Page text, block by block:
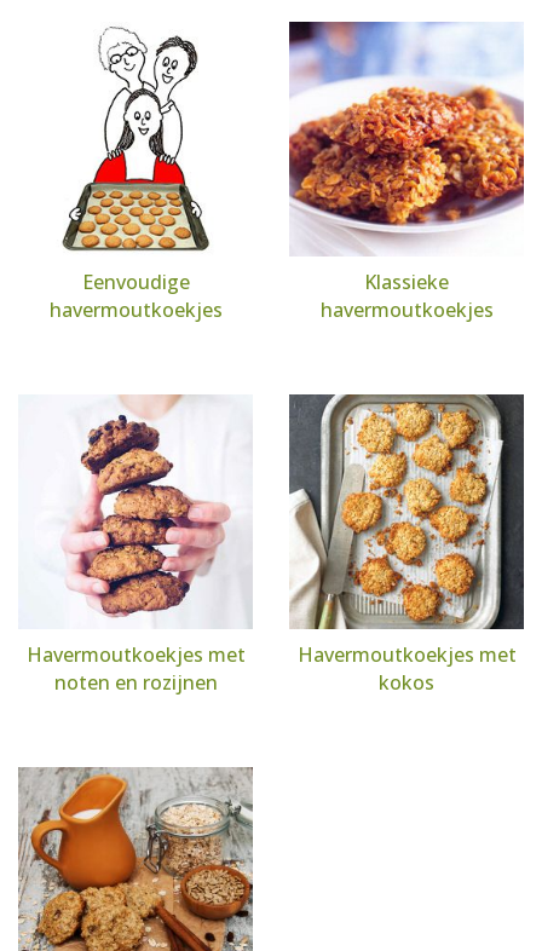
Eenvoudige
havermoutkoekjes
Klassieke
havermoutkoekjes
Havermoutkoekjes met
noten en rozijnen
Havermoutkoekjes met
kokos